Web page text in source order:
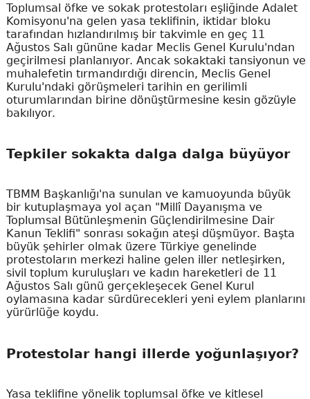
Toplumsal öfke ve sokak protestoları eşliğinde Adalet
Komisyonu'na gelen yasa teklifinin, iktidar bloku
tarafından hızlandırılmış bir takvimle en geç 11
Ağustos Salı gününe kadar Meclis Genel Kurulu'ndan
geçirilmesi planlanıyor. Ancak sokaktaki tansiyonun ve
muhalefetin tırmandırdığı direncin, Meclis Genel
Kurulu'ndaki görüşmeleri tarihin en gerilimli
oturumlarından birine dönüştürmesine kesin gözüyle
bakılıyor.
Tepkiler sokakta dalga dalga büyüyor
TBMM Başkanlığı'na sunulan ve kamuoyunda büyük
bir kutuplaşmaya yol açan "Millî Dayanışma ve
Toplumsal Bütünleşmenin Güçlendirilmesine Dair
Kanun Teklifi" sonrası sokağın ateşi düşmüyor. Başta
büyük şehirler olmak üzere Türkiye genelinde
protestoların merkezi haline gelen iller netleşirken,
sivil toplum kuruluşları ve kadın hareketleri de 11
Ağustos Salı günü gerçekleşecek Genel Kurul
oylamasına kadar sürdürecekleri yeni eylem planlarını
yürürlüğe koydu.
Protestolar hangi illerde yoğunlaşıyor?
Yasa teklifine yönelik toplumsal öfke ve kitlesel